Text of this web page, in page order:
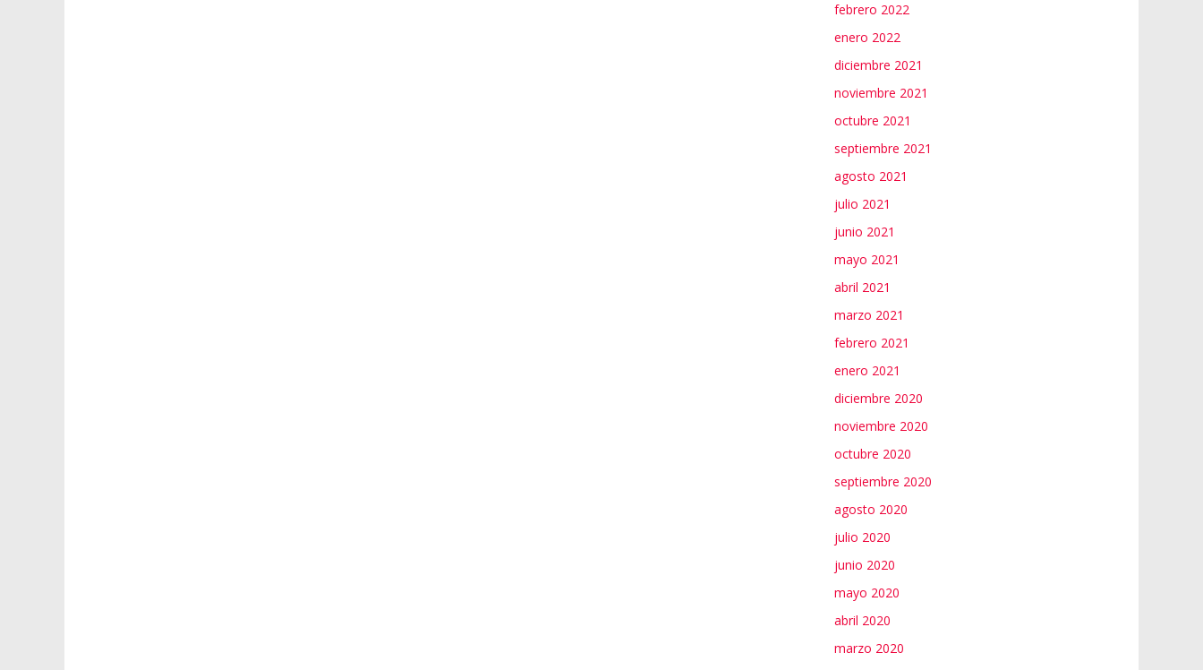
febrero 2022
enero 2022
diciembre 2021
noviembre 2021
octubre 2021
septiembre 2021
agosto 2021
julio 2021
junio 2021
mayo 2021
abril 2021
marzo 2021
febrero 2021
enero 2021
diciembre 2020
noviembre 2020
octubre 2020
septiembre 2020
agosto 2020
julio 2020
junio 2020
mayo 2020
abril 2020
marzo 2020